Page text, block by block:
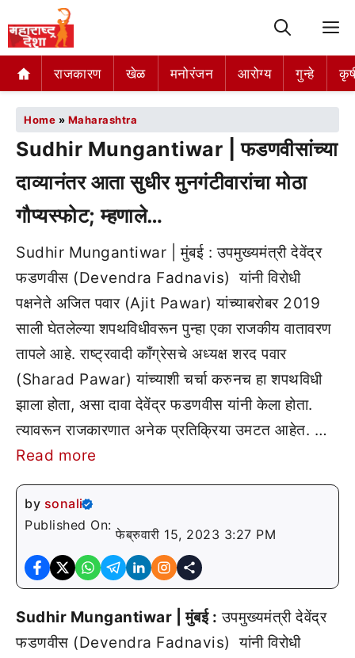
राजकारण खेळ मनोरंजन आरोग्य गुन्हे
Home » Maharashtra
Sudhir Mungantiwar | फडणवीसांच्या
दाव्यानंतर आता सुधीर मुनगंटीवारांचा मोठा
गौप्यस्फोट; म्हणाले…
Sudhir Mungantiwar | मुंबई : उपमुख्यमंत्री देवेंद्र
फडणवीस (Devendra Fadnavis) यांनी विरोधी
पक्षनेते अजित पवार (Ajit Pawar) यांच्याबरोबर 2019
साली घेतलेल्या शपथविधीवरून पुन्हा एका राजकीय वातावरण
तापले आहे. राष्ट्रवादी काँग्रेसचे अध्यक्ष शरद पवार
(Sharad Pawar) यांच्याशी चर्चा करुनच हा शपथविधी
झाला होता, असा दावा देवेंद्र फडणवीस यांनी केला होता.
त्यावरून राजकारणात अनेक प्रतिक्रिया उमटत आहेत. …
Read more
by sonali
Published On:
फेब्रुवारी 15, 2023 3:27 PM
Sudhir Mungantiwar | मुंबई : उपमुख्यमंत्री देवेंद्र
फडणवीस (Devendra Fadnavis) यांनी विरोधी